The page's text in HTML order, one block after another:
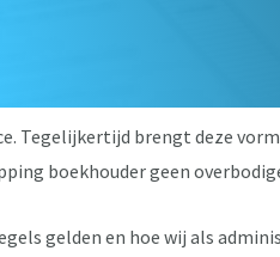
Tegelijkertijd brengt deze
boekhouder geen
gelden en hoe wij als